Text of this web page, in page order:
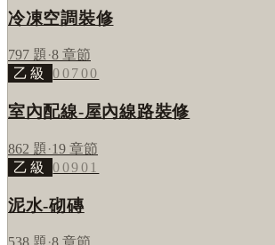
冷凍空調裝修
797 題 ·8 章節
乙級
00700
室內配線-屋內線路裝修
862 題 ·19 章節
乙級
00901
泥水-砌磚